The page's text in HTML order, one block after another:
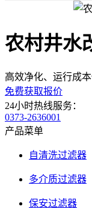
农村井水
高效净化、运行成
免费获取报价
24小时热线服务：
0373-2636001
产品菜单
自清洗过滤器
多介质过滤器
保安过滤器